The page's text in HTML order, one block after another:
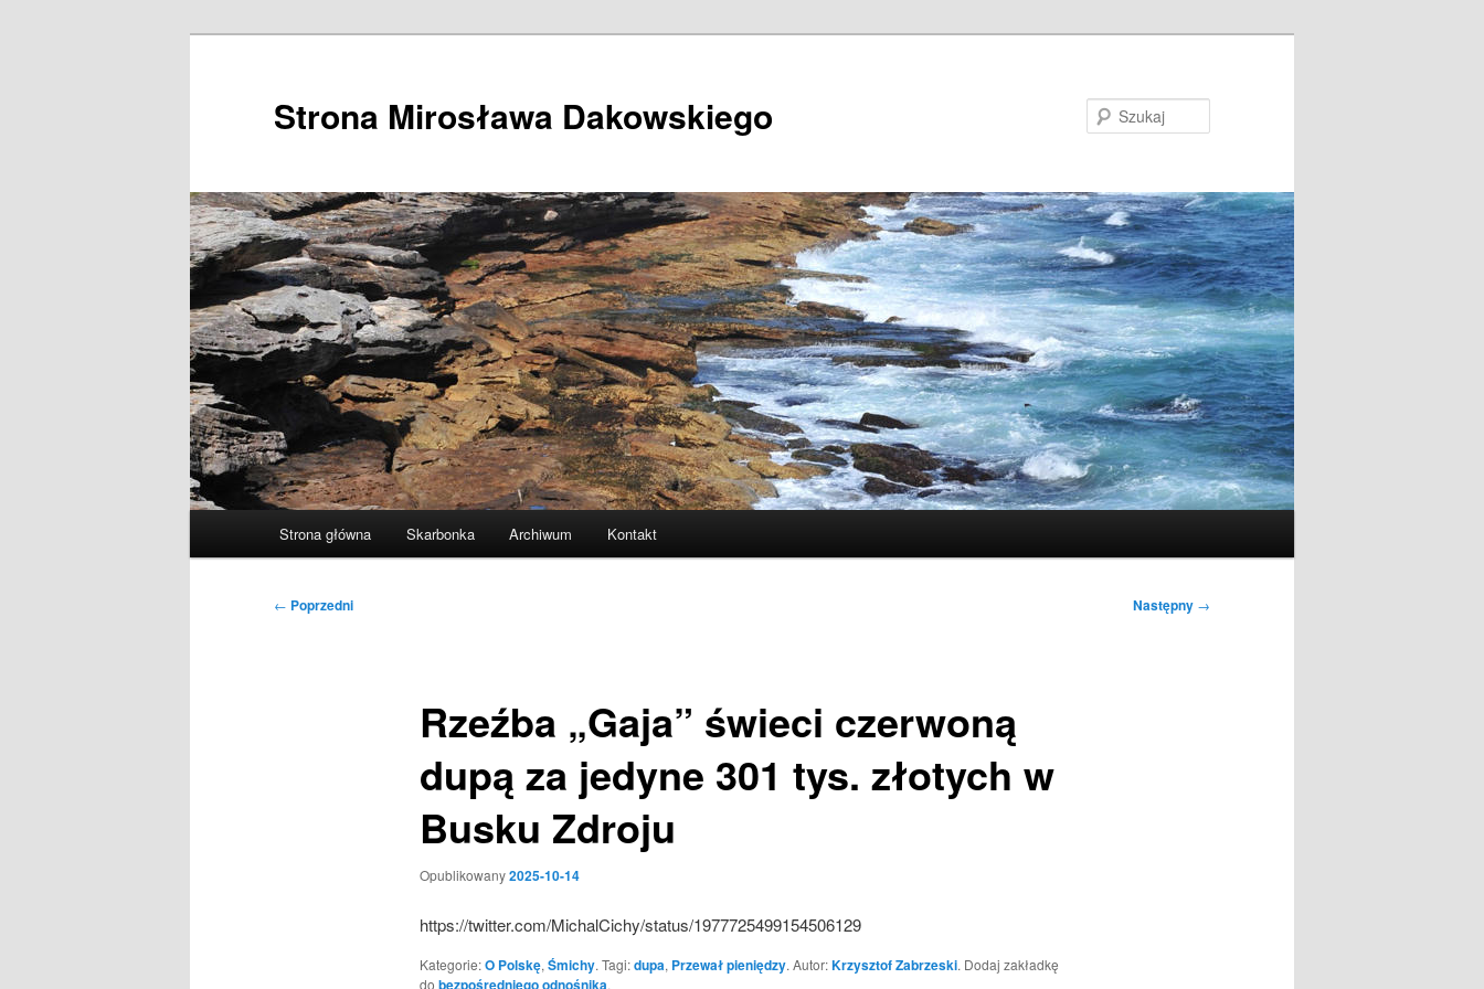
Strona Mirosława Dakowskiego
Strona główna Skarbonka Archiwum Kontakt
Nawigacja
← Poprzedni Następny →
Rzeźba „Gaja” świeci czerwoną
dupą za jedyne 301 tys. złotych w
Busku Zdroju
Opublikowany2025-10-14
https://twitter.com/MichalCichy/status/1977725499154506129
Kategorie:O Polskę, Śmichy. Tagi:dupa, Przewał pieniędzy. Autor:Krzysztof Zabrzeski. Dodaj zakładkę
do bezpośredniego odnośnika.